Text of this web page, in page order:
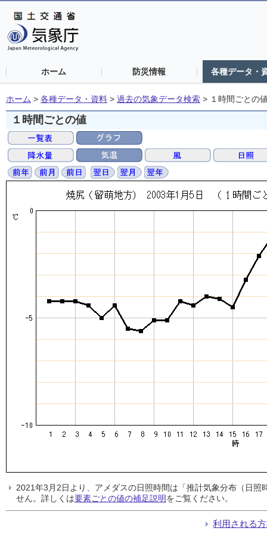
ホーム 防災情報 各種データ・
ホーム > 各種データ・資料 > 過去の気象データ検索 > １時間ごとの
１時間ごとの値
2021年3月2日より、アメダスの日照時間は「推計気象分布（日
せん。詳しくは要素ごとの値の補足説明をご覧ください。
利用される